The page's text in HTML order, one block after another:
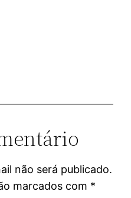
não será publicado.
marcados com *